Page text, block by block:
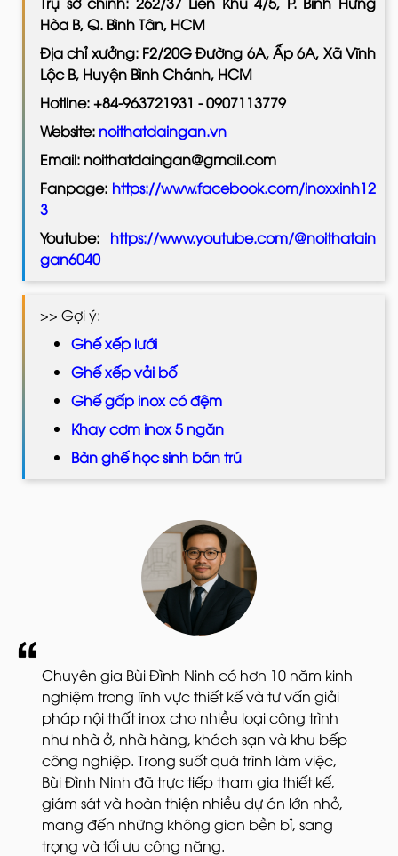
Hòa B, Q. Bình Tân, HCM
Địa chỉ xưởng: F2/20G Đường 6A, Ấp 6A, Xã Vĩnh
Lộc B, Huyện Bình Chánh, HCM
Hotline: +84-963721931 - 0907113779
Website: noithatdaingan.vn
Email: noithatdaingan@gmail.com
Fanpage: https://www.facebook.com/inoxxinh12
3
Youtube: https://www.youtube.com/@noithatain
gan6040
>> Gợi ý:
Ghế xếp lưới
Ghế xếp vải bố
Ghế gấp inox có đệm
Khay cơm inox 5 ngăn
Bàn ghế học sinh bán trú
Chuyên gia Bùi Đình Ninh có hơn 10 năm kinh
nghiệm trong lĩnh vực thiết kế và tư vấn giải
pháp nội thất inox cho nhiều loại công trình
như nhà ở, nhà hàng, khách sạn và khu bếp
công nghiệp. Trong suốt quá trình làm việc,
Bùi Đình Ninh đã trực tiếp tham gia thiết kế,
giám sát và hoàn thiện nhiều dự án lớn nhỏ,
mang đến những không gian bền bỉ, sang
trọng và tối ưu công năng.